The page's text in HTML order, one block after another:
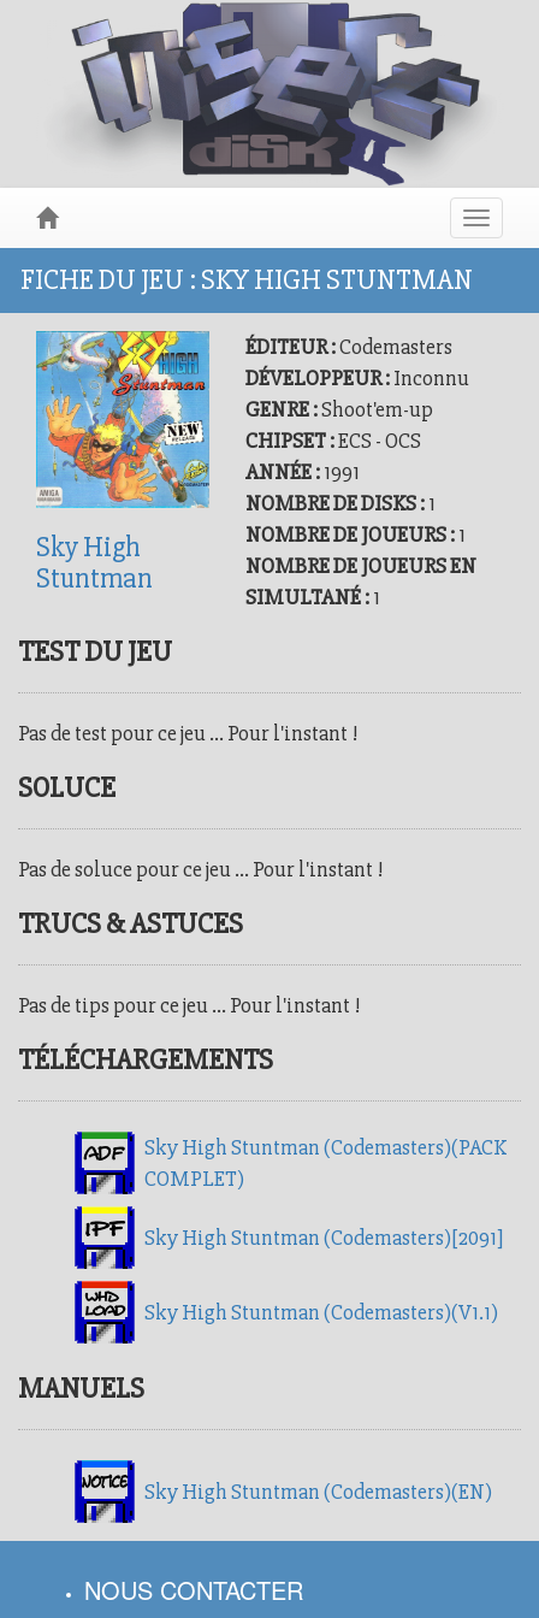
Toggle
FICHE DU JEU : SKY HIGH STUNTMAN
Sky High
Stuntman
ÉDITEUR :Codemasters
DÉVELOPPEUR :Inconnu
GENRE :Shoot'em-up
CHIPSET :ECS - OCS
ANNÉE :1991
NOMBRE DE DISKS :1
NOMBRE DE JOUEURS :1
NOMBRE DE JOUEURS EN
SIMULTANÉ :1
TEST DU JEU
Pas de test pour ce jeu ... Pour l'instant !
SOLUCE
Pas de soluce pour ce jeu ... Pour l'instant !
TRUCS & ASTUCES
Pas de tips pour ce jeu ... Pour l'instant !
TÉLÉCHARGEMENTS
Sky High Stuntman (Codemasters)(PACK
COMPLET)
Sky High Stuntman (Codemasters)[2091]
Sky High Stuntman (Codemasters)(V1.1)
MANUELS
Sky High Stuntman (Codemasters)(EN)
NOUS CONTACTER